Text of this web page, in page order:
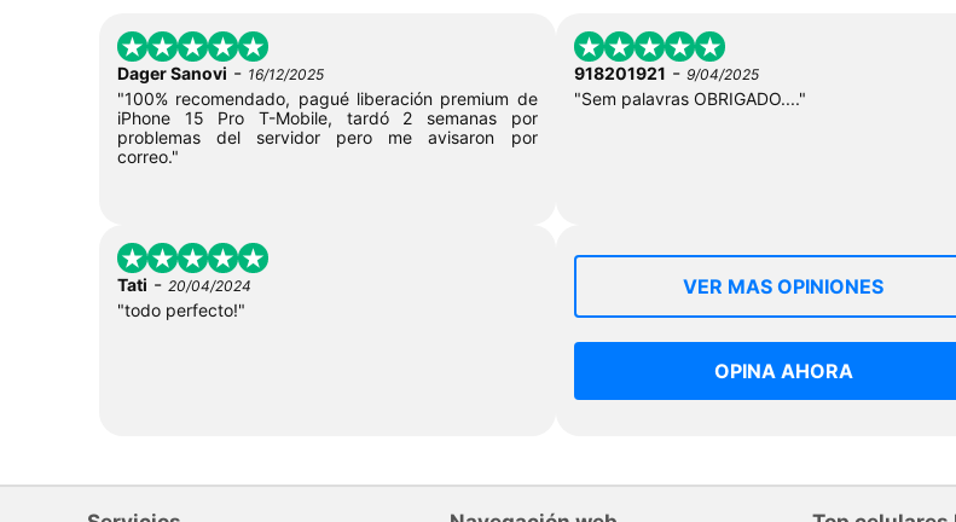
Dager Sanovi - 16/12/2025
"100% recomendado, pagué liberación premium de
iPhone 15 Pro T-Mobile, tardó 2 semanas por
problemas del servidor pero me avisaron por
correo."
918201921 - 9/04/2025
"Sem palavras OBRIGADO...."
Tati - 20/04/2024
"todo perfecto!"
VER MAS OPINIONES
OPINA AHORA